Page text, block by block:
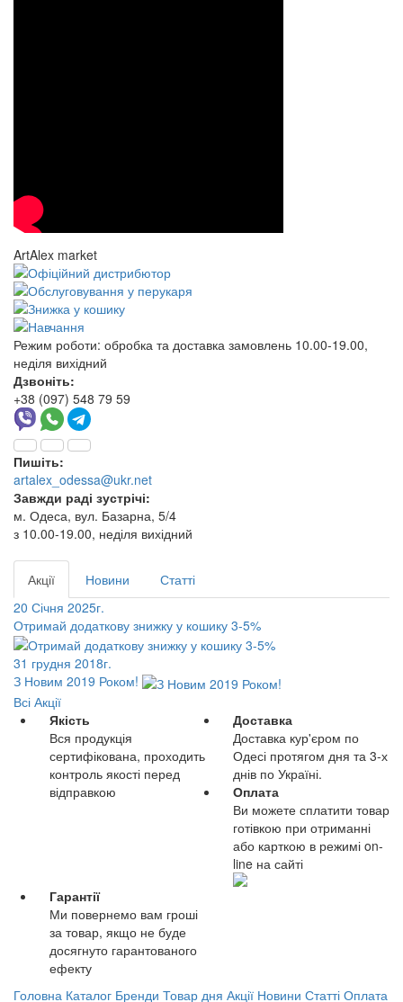
ArtAlex market
Режим роботи: обробка та доставка замовлень 10.00-19.00,
неділя вихідний
Дзвоніть:
+38 (097) 548 79 59
Пишіть:
artalex_odessa@ukr.net
Завжди раді зустрічі:
м. Одеса, вул. Базарна, 5/4
з 10.00-19.00, неділя вихідний
Акції Новини
Статті
20 Січня 2025г.
Отримай додаткову знижку у кошику 3-5%
31 грудня 2018г.
З Новим 2019 Роком!
Всі Акції
Якість
Вся продукція
сертифікована, проходить
контроль якості перед
відправкою
Доставка
Доставка кур'єром по
Одесі протягом дня та 3-х
днів по Україні.
Оплата
Ви можете сплатити товар
готівкою при отриманні
або карткою в режимі on-
line на сайті
Гарантії
Ми повернемо вам гроші
за товар, якщо не буде
досягнуто гарантованого
ефекту
Головна Каталог Бренди Товар дня Акції Новини Статті Оплата